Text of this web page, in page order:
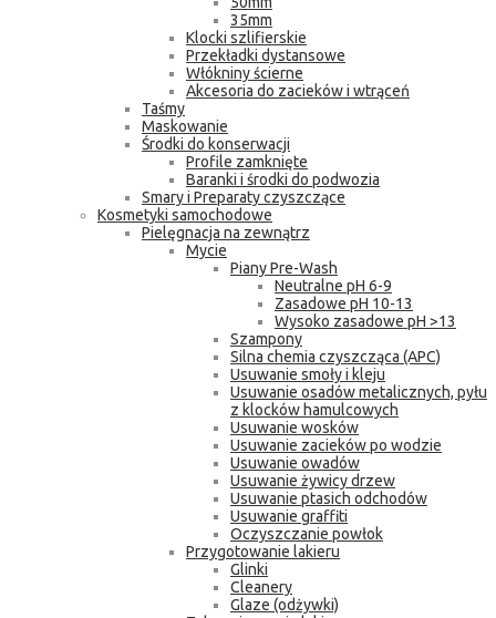
35mm
Klocki szlifierskie
Przekładki dystansowe
Włókniny ścierne
Akcesoria do zacieków i wtrąceń
Taśmy
Maskowanie
Środki do konserwacji
Profile zamknięte
Baranki i środki do podwozia
Smary i Preparaty czyszczące
Kosmetyki samochodowe
Pielęgnacja na zewnątrz
Mycie
Piany Pre-Wash
Neutralne pH 6-9
Zasadowe pH 10-13
Wysoko zasadowe pH >13
Szampony
Silna chemia czyszcząca (APC)
Usuwanie smoły i kleju
Usuwanie osadów metalicznych, pyłu
z klocków hamulcowych
Usuwanie wosków
Usuwanie zacieków po wodzie
Usuwanie owadów
Usuwanie żywicy drzew
Usuwanie ptasich odchodów
Usuwanie graffiti
Oczyszczanie powłok
Przygotowanie lakieru
Glinki
Cleanery
Glaze (odżywki)